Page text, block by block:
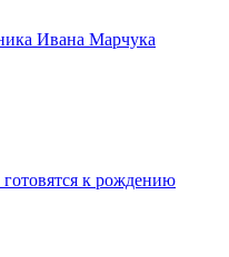
Ивана Марчука
к рождению